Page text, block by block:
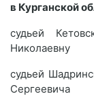
в Курганской
судьей
Николаевну
судьей
Сергеевича